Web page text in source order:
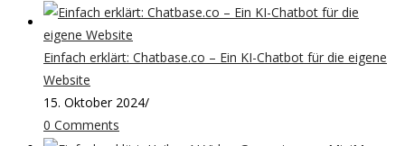
Einfach erklärt: Chatbase.co – Ein KI-Chatbot für die eigene
Website
15. Oktober 2024/
0 Comments